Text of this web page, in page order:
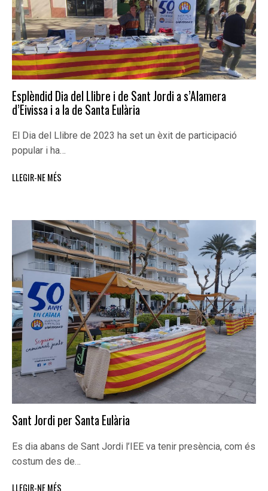
Esplèndid Dia del Llibre i de Sant Jordi a s’Alamera
d’Eivissa i a la de Santa Eulària
El Dia del Llibre de 2023 ha set un èxit de participació
popular i ha…
LLEGIR-NE MÉS
Sant Jordi per Santa Eulària
Es dia abans de Sant Jordi l’IEE va tenir presència, com és
costum des de…
LLEGIR-NE MÉS